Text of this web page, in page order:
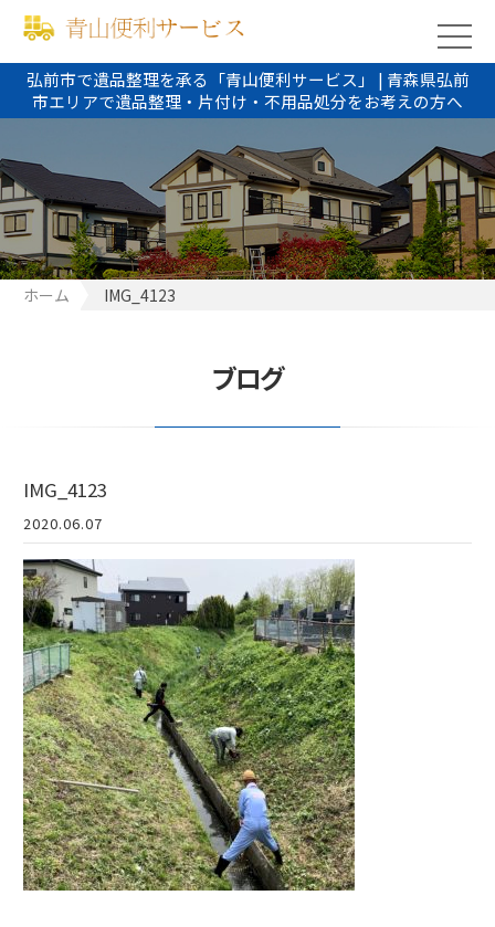
弘前市で遺品整理を承る「青山便利サービス」 | 青森県弘前
市エリアで遺品整理・片付け・不用品処分をお考えの方へ
ホーム IMG_4123
ブログ
IMG_4123
2020.06.07